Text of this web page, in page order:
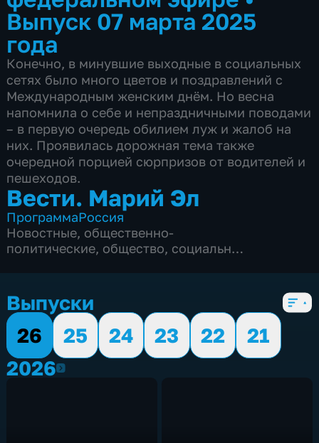
Выпуск 07 марта 2025
года
Конечно, в минувшие выходные в социальных
сетях было много цветов и поздравлений с
Международным женским днём. Но весна
напомнила о себе и непраздничными поводами
– в первую очередь обилием луж и жалоб на
них. Проявилась дорожная тема также
очередной порцией сюрпризов от водителей и
пешеходов.
Вести. Марий Эл
ПрограммаРоссия
Новостные, общественно-
политические, общество, социально-
Выпуски
26
25 24 23 22
21
20262026